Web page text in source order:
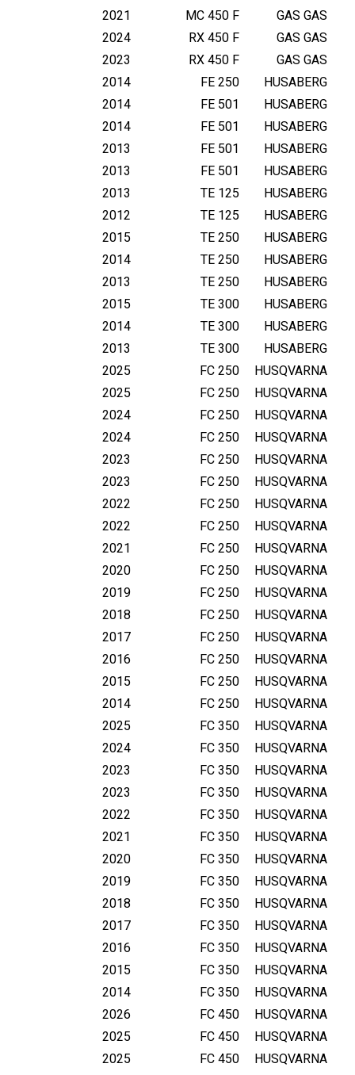
GAS GAS
MC 450 F
2021
GAS GAS
RX 450 F
2024
GAS GAS
RX 450 F
2023
HUSABERG
FE 250
2014
HUSABERG
FE 501
2014
HUSABERG
FE 501
2014
HUSABERG
FE 501
2013
HUSABERG
FE 501
2013
HUSABERG
TE 125
2013
HUSABERG
TE 125
2012
HUSABERG
TE 250
2015
HUSABERG
TE 250
2014
HUSABERG
TE 250
2013
HUSABERG
TE 300
2015
HUSABERG
TE 300
2014
HUSABERG
TE 300
2013
HUSQVARNA
FC 250
2025
HUSQVARNA
FC 250
2025
HUSQVARNA
FC 250
2024
HUSQVARNA
FC 250
2024
HUSQVARNA
FC 250
2023
HUSQVARNA
FC 250
2023
HUSQVARNA
FC 250
2022
HUSQVARNA
FC 250
2022
HUSQVARNA
FC 250
2021
HUSQVARNA
FC 250
2020
HUSQVARNA
FC 250
2019
HUSQVARNA
FC 250
2018
HUSQVARNA
FC 250
2017
HUSQVARNA
FC 250
2016
HUSQVARNA
FC 250
2015
HUSQVARNA
FC 250
2014
HUSQVARNA
FC 350
2025
HUSQVARNA
FC 350
2024
HUSQVARNA
FC 350
2023
HUSQVARNA
FC 350
2023
HUSQVARNA
FC 350
2022
HUSQVARNA
FC 350
2021
HUSQVARNA
FC 350
2020
HUSQVARNA
FC 350
2019
HUSQVARNA
FC 350
2018
HUSQVARNA
FC 350
2017
HUSQVARNA
FC 350
2016
HUSQVARNA
FC 350
2015
HUSQVARNA
FC 350
2014
HUSQVARNA
FC 450
2026
HUSQVARNA
FC 450
2025
HUSQVARNA
FC 450
2025